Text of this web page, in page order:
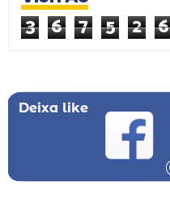
3 6 7 5 2 6